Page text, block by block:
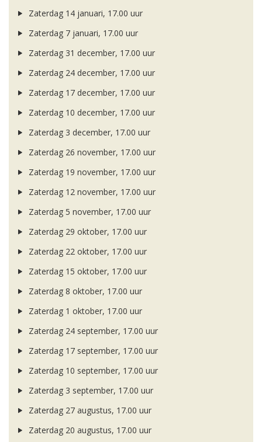
Zaterdag 14 januari, 17.00 uur
Zaterdag 7 januari, 17.00 uur
Zaterdag 31 december, 17.00 uur
Zaterdag 24 december, 17.00 uur
Zaterdag 17 december, 17.00 uur
Zaterdag 10 december, 17.00 uur
Zaterdag 3 december, 17.00 uur
Zaterdag 26 november, 17.00 uur
Zaterdag 19 november, 17.00 uur
Zaterdag 12 november, 17.00 uur
Zaterdag 5 november, 17.00 uur
Zaterdag 29 oktober, 17.00 uur
Zaterdag 22 oktober, 17.00 uur
Zaterdag 15 oktober, 17.00 uur
Zaterdag 8 oktober, 17.00 uur
Zaterdag 1 oktober, 17.00 uur
Zaterdag 24 september, 17.00 uur
Zaterdag 17 september, 17.00 uur
Zaterdag 10 september, 17.00 uur
Zaterdag 3 september, 17.00 uur
Zaterdag 27 augustus, 17.00 uur
Zaterdag 20 augustus, 17.00 uur